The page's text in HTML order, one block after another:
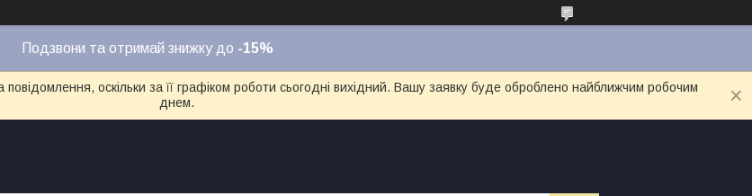
Подзвони та отримай знижку до -15%
оскільки за її графіком роботи сьогодні вихідний. Вашу заявку буде оброблено найближчим робочим
днем.